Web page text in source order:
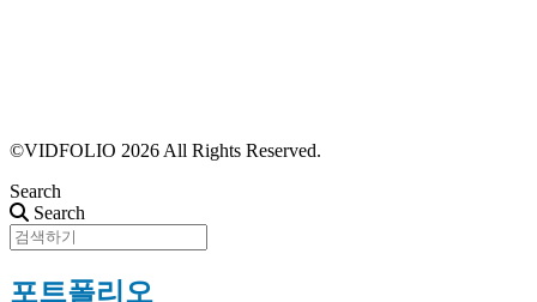
©VIDFOLIO 2026 All Rights Reserved.
Search
Search
포트폴리오